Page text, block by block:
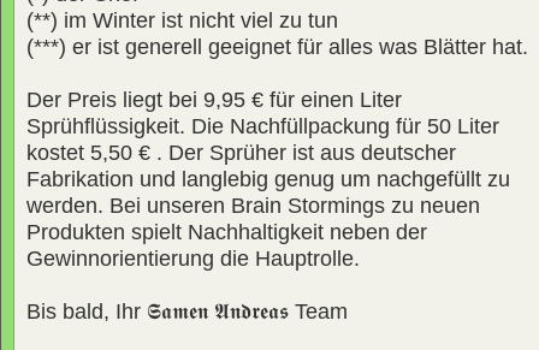
(**) im Winter ist nicht viel zu tun
(***) er ist generell geeignet für alles was Blätter hat.
Der Preis liegt bei 9,95 € für einen Liter
Sprühflüssigkeit. Die Nachfüllpackung für 50 Liter
kostet 5,50 € . Der Sprüher ist aus deutscher
Fabrikation und langlebig genug um nachgefüllt zu
werden. Bei unseren Brain Stormings zu neuen
Produkten spielt Nachhaltigkeit neben der
Gewinnorientierung die Hauptrolle.
Bis bald, Ihr 𝕾𝖆𝖒𝖊𝖓 𝕬𝖓𝖉𝖗𝖊𝖆𝖘 Team